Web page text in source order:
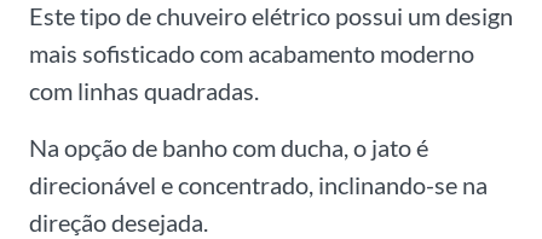
Este tipo de chuveiro elétrico possui um design
mais sofisticado com acabamento moderno
com linhas quadradas.
Na opção de banho com ducha, o jato é
direcionável e concentrado, inclinando-se na
direção desejada.